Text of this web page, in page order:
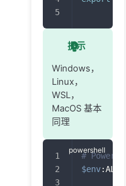
提示
Windows，
Linux，
WSL，
MacOS 基本
同理
#
$env